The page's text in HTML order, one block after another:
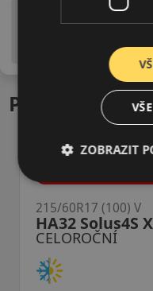
Upozornění! Hodnoty
is EU štítky ve smyslu
Podobné
ZOBRAZIT